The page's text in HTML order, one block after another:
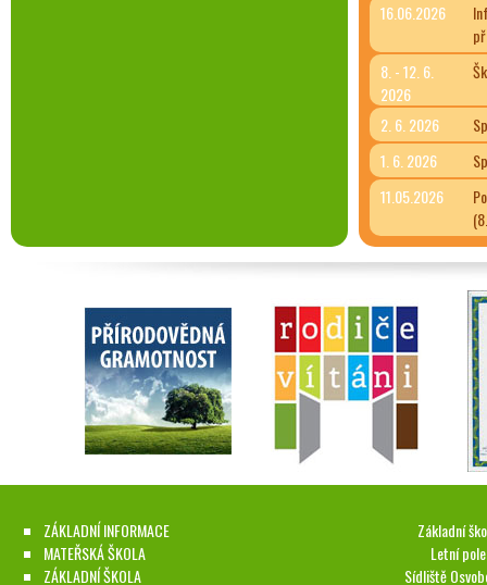
16.06.2026
8. - 12. 6.
2026
2. 6. 2026
1. 6. 2026
11.05.2026
ZÁKLADNÍ INFORMACE
MATEŘSKÁ ŠKOLA
ZÁKLADNÍ ŠKOLA
Základní
Letní
Sídliště